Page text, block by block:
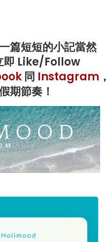
篇短短的小記當然
即 Like/Follow
同 Instagram ，
期節奏！